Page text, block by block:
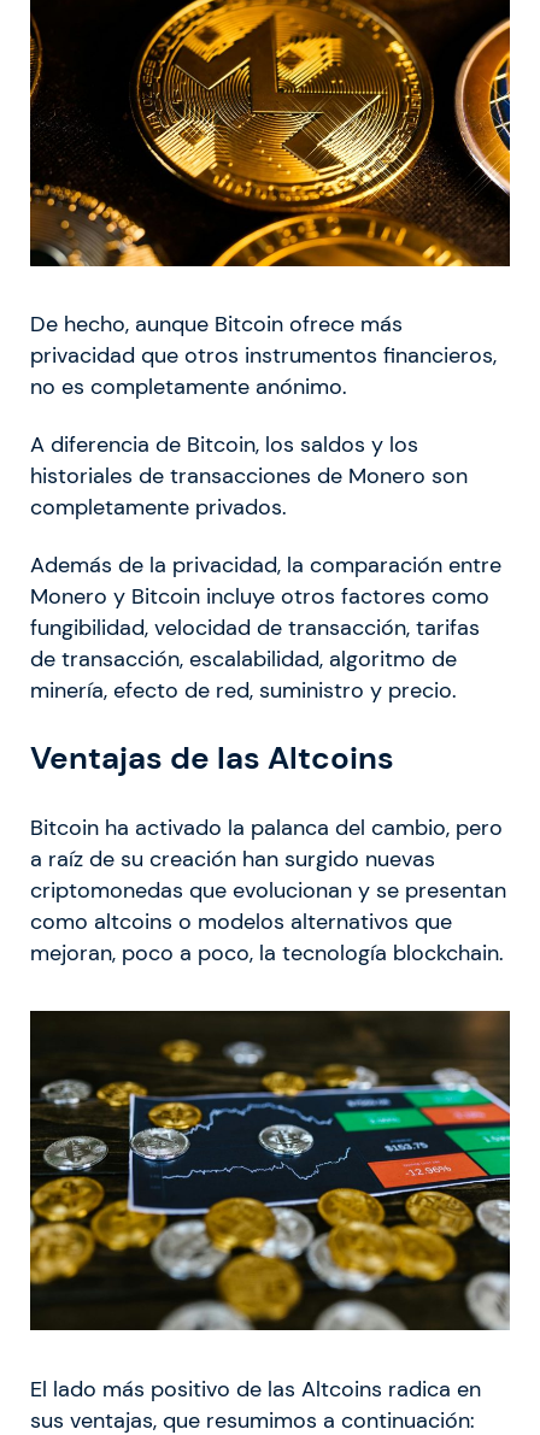
De hecho, aunque Bitcoin ofrece más
privacidad que otros instrumentos financieros,
no es completamente anónimo.
A diferencia de Bitcoin, los saldos y los
historiales de transacciones de Monero son
completamente privados.
Además de la privacidad, la comparación entre
Monero y Bitcoin incluye otros factores como
fungibilidad, velocidad de transacción, tarifas
de transacción, escalabilidad, algoritmo de
minería, efecto de red, suministro y precio.
Ventajas de las Altcoins
Bitcoin ha activado la palanca del cambio, pero
a raíz de su creación han surgido nuevas
criptomonedas que evolucionan y se presentan
como altcoins o modelos alternativos que
mejoran, poco a poco, la tecnología blockchain.
El lado más positivo de las Altcoins radica en
sus ventajas, que resumimos a continuación: